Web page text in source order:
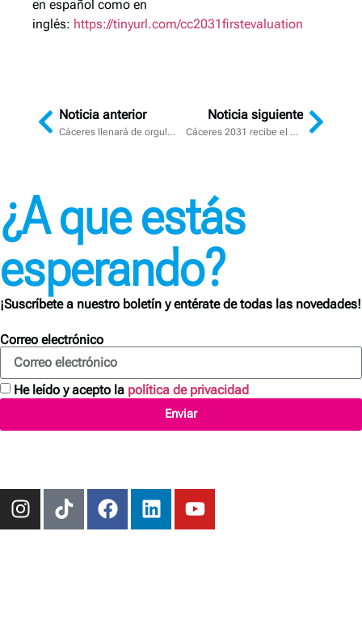
en español como en
inglés: https://tinyurl.com/cc2031firstevaluation
Noticia anterior
Cáceres llenará de orgullo su Plaza Mayor por tercer año consecutivo el próximo sábado 27 de junio
Noticia siguiente
Cáceres 2031 recibe el Premio Región Digital en la categoría de @ Cultura
¿A que estás
esperando?
¡Suscríbete a nuestro boletín y entérate de todas las novedades!
Correo electrónico
He leído y acepto la política de privacidad
Enviar